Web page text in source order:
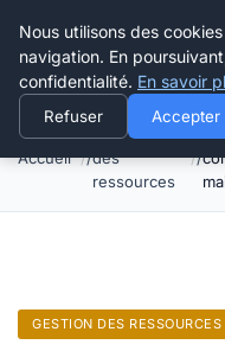
Happy Calyx
Accueil
Gestion
des
ressources
GESTION DES RESSOURCES
Nous utilisons des
navigation. En
confidentialité. En savoir
Refuser Accepter